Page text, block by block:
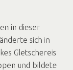
in dieser
sich in
Gletschereis
und bildete